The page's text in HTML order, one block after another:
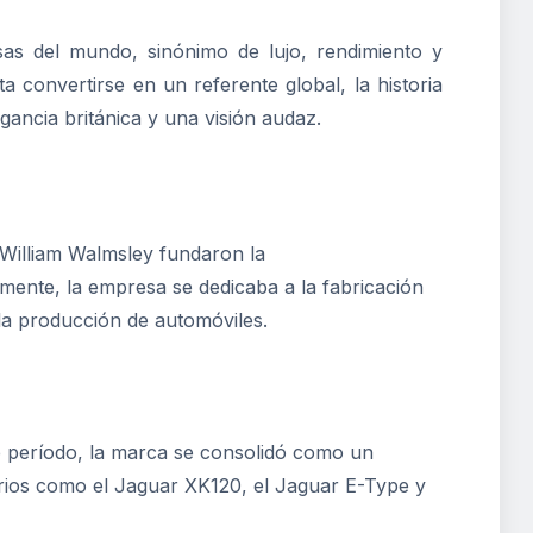
del mundo, sinónimo de lujo, rendimiento y
convertirse en un referente global, la historia
británica y una visión audaz.
Walmsley fundaron la
la empresa se dedicaba a la fabricación
producción de automóviles.
la marca se consolidó como un
como el Jaguar XK120, el Jaguar E-Type y